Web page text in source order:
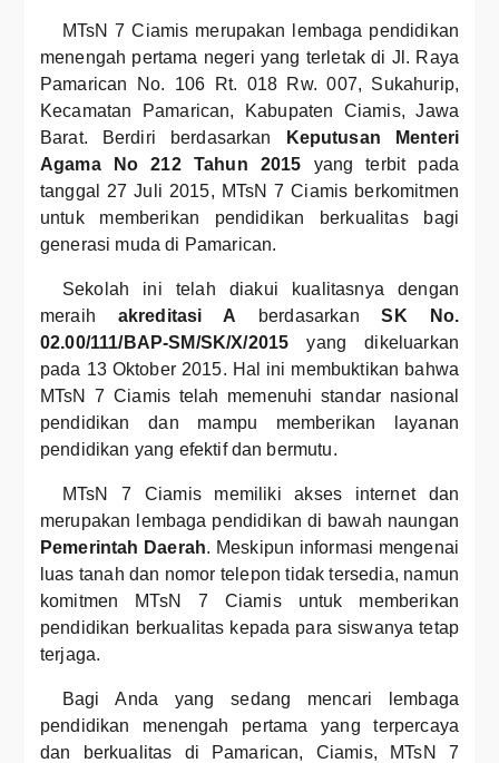
MTsN 7 Ciamis merupakan lembaga pendidikan
menengah pertama negeri yang terletak di Jl. Raya
Pamarican No. 106 Rt. 018 Rw. 007, Sukahurip,
Kecamatan Pamarican, Kabupaten Ciamis, Jawa
Barat. Berdiri berdasarkan
Keputusan Menteri
Agama No 212 Tahun 2015 yang terbit pada
tanggal 27 Juli 2015, MTsN 7 Ciamis berkomitmen
untuk memberikan pendidikan berkualitas bagi
generasi muda di Pamarican.
Sekolah ini telah diakui kualitasnya dengan
meraih akreditasi A berdasarkanSK No.
02.00/111/BAP-SM/SK/X/2015 yang dikeluarkan
pada 13 Oktober 2015. Hal ini membuktikan bahwa
MTsN 7 Ciamis telah memenuhi standar nasional
pendidikan dan mampu memberikan layanan
pendidikan yang efektif dan bermutu.
MTsN 7 Ciamis memiliki akses internet dan
merupakan lembaga pendidikan di bawah naungan
Pemerintah Daerah. Meskipun informasi mengenai
luas tanah dan nomor telepon tidak tersedia, namun
komitmen MTsN 7 Ciamis untuk memberikan
pendidikan berkualitas kepada para siswanya tetap
terjaga.
Bagi Anda yang sedang mencari lembaga
pendidikan menengah pertama yang terpercaya
dan berkualitas di Pamarican, Ciamis, MTsN 7